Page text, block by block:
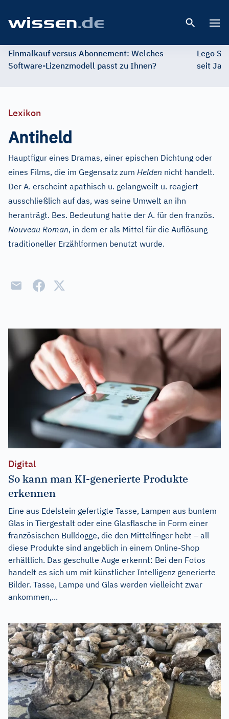
Einmalkauf versus Abonnement: Welches
Software-Lizenzmodell passt zu Ihnen?
Lego
seit
Lexikon
Antiheld
Hauptfigur eines Dramas, einer epischen Dichtung oder
eines Films, die im Gegensatz zum Helden nicht handelt.
Der A. erscheint apathisch u. gelangweilt u. reagiert
ausschließlich auf das, was seine Umwelt an ihn
heranträgt. Bes. Bedeutung hatte der A. für den französ.
Nouveau Roman, in dem er als Mittel für die Auflösung
traditioneller Erzählformen benutzt wurde.
Digital
So kann man KI-generierte Produkte
erkennen
Eine aus Edelstein gefertigte Tasse, Lampen aus buntem
Glas in Tiergestalt oder eine Glasflasche in Form einer
französischen Bulldogge, die den Mittelfinger hebt – all
diese Produkte sind angeblich in einem Online-Shop
erhältlich. Das geschulte Auge erkennt: Bei den Fotos
handelt es sich um mit künstlicher Intelligenz generierte
Bilder. Tasse, Lampe und Glas werden vielleicht zwar
ankommen,...